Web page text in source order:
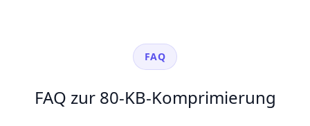
FAQ
FAQ zur 80-KB-Komprimierung